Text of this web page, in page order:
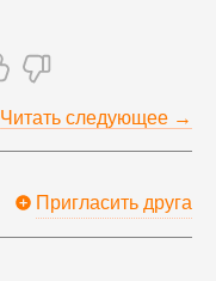
Читать следующее →
Пригласить друга